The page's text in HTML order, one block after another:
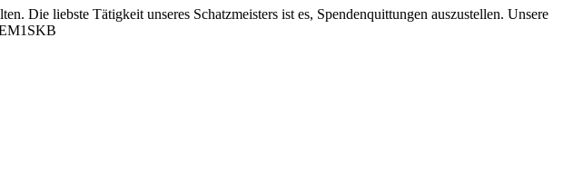
Die liebs­te Tä­tig­keit un­se­res Schatz­meis­ters ist es, Spen­den­quit­tun­gen aus­zu­stel­len. Un­se­re